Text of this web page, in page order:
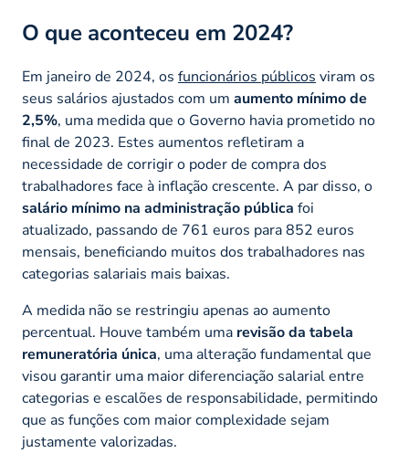
O que aconteceu em 2024?
Em janeiro de 2024, os funcionários públicos viram os
seus salários ajustados com um aumento mínimo de
2,5%, uma medida que o Governo havia prometido no
final de 2023. Estes aumentos refletiram a
necessidade de corrigir o poder de compra dos
trabalhadores face à inflação crescente. A par disso, o
salário mínimo na administração pública foi
atualizado, passando de 761 euros para 852 euros
mensais, beneficiando muitos dos trabalhadores nas
categorias salariais mais baixas.
A medida não se restringiu apenas ao aumento
percentual. Houve também uma revisão da tabela
remuneratória única, uma alteração fundamental que
visou garantir uma maior diferenciação salarial entre
categorias e escalões de responsabilidade, permitindo
que as funções com maior complexidade sejam
justamente valorizadas.